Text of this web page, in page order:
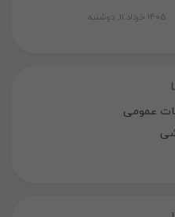
1405 خرداد 11, دوشنبه
عمومی